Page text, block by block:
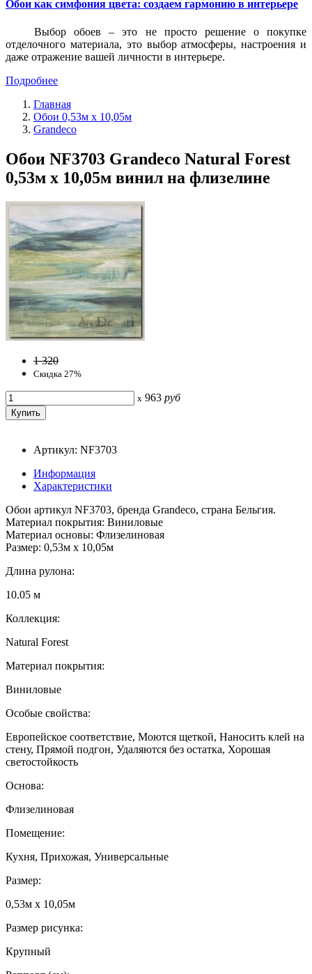
Обои как симфония цвета: создаем гармонию в интерьере
Выбор обоев – это не просто решение о покупке
отделочного материала, это выбор атмосферы, настроения и
даже отражение вашей личности в интерьере.
Подробнее
Главная
Обои 0,53м x 10,05м
Grandeco
Обои NF3703 Grandeco Natural Forest
0,53м x 10,05м винил на флизелине
1 320
Скидка 27%
x 963 руб
Артикул: NF3703
Информация
Характеристики
Обои артикул NF3703, бренда Grandeco, страна Бельгия.
Материал покрытия: Виниловые
Материал основы: Флизелиновая
Размер: 0,53м x 10,05м
Длина рулона:
10.05 м
Коллекция:
Natural Forest
Материал покрытия:
Виниловые
Особые свойства:
Европейское соответствие, Моются щеткой, Наносить клей на
стену, Прямой подгон, Удаляются без остатка, Хорошая
светостойкость
Основа:
Флизелиновая
Помещение:
Кухня, Прихожая, Универсальные
Размер:
0,53м x 10,05м
Размер рисунка:
Крупный